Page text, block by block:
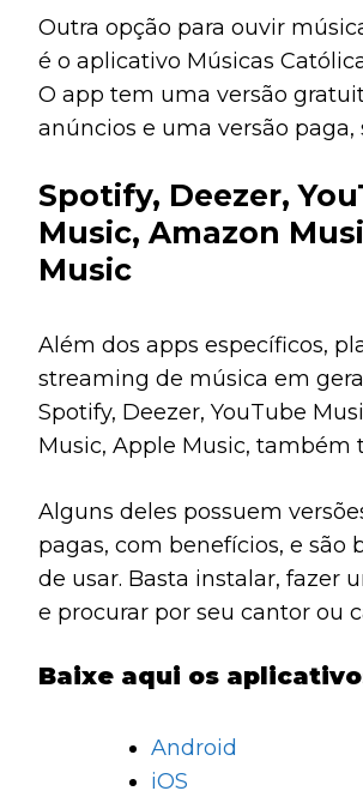
Outra opção para ouvir
é o aplicativo Músicas
O app tem uma versão
anúncios e uma versão paga,
Spotify, Deezer,
Music, Amazon
Music
Além dos apps específicos,
streaming de música em
Spotify, Deezer, YouTube
Music, Apple Music, também
E a música católica também
presente.
Alguns deles possuem
pagas, com benefícios, e são
de usar. Basta instalar, fazer
e procurar por seu cantor ou
Baixe aqui os
Android
iOS